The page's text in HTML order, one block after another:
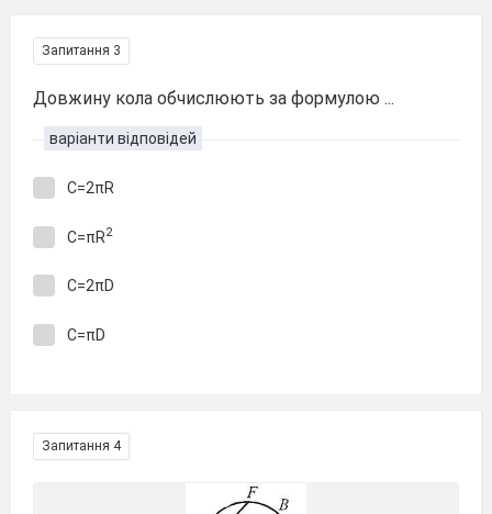
Запитання 3
Довжину кола обчислюють за формулою ...
варіанти відповідей
С=2πR
C=πR2
С=2πD
С=πD
Запитання 4